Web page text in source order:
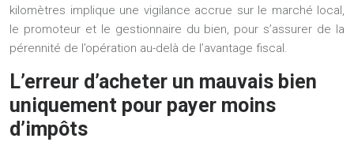
kilomètres implique une vigilance accrue sur le marché local,
le promoteur et le gestionnaire du bien, pour s’assurer de la
pérennité de l’opération au-delà de l’avantage fiscal.
L’erreur d’acheter un mauvais bien
uniquement pour payer moins
d’impôts